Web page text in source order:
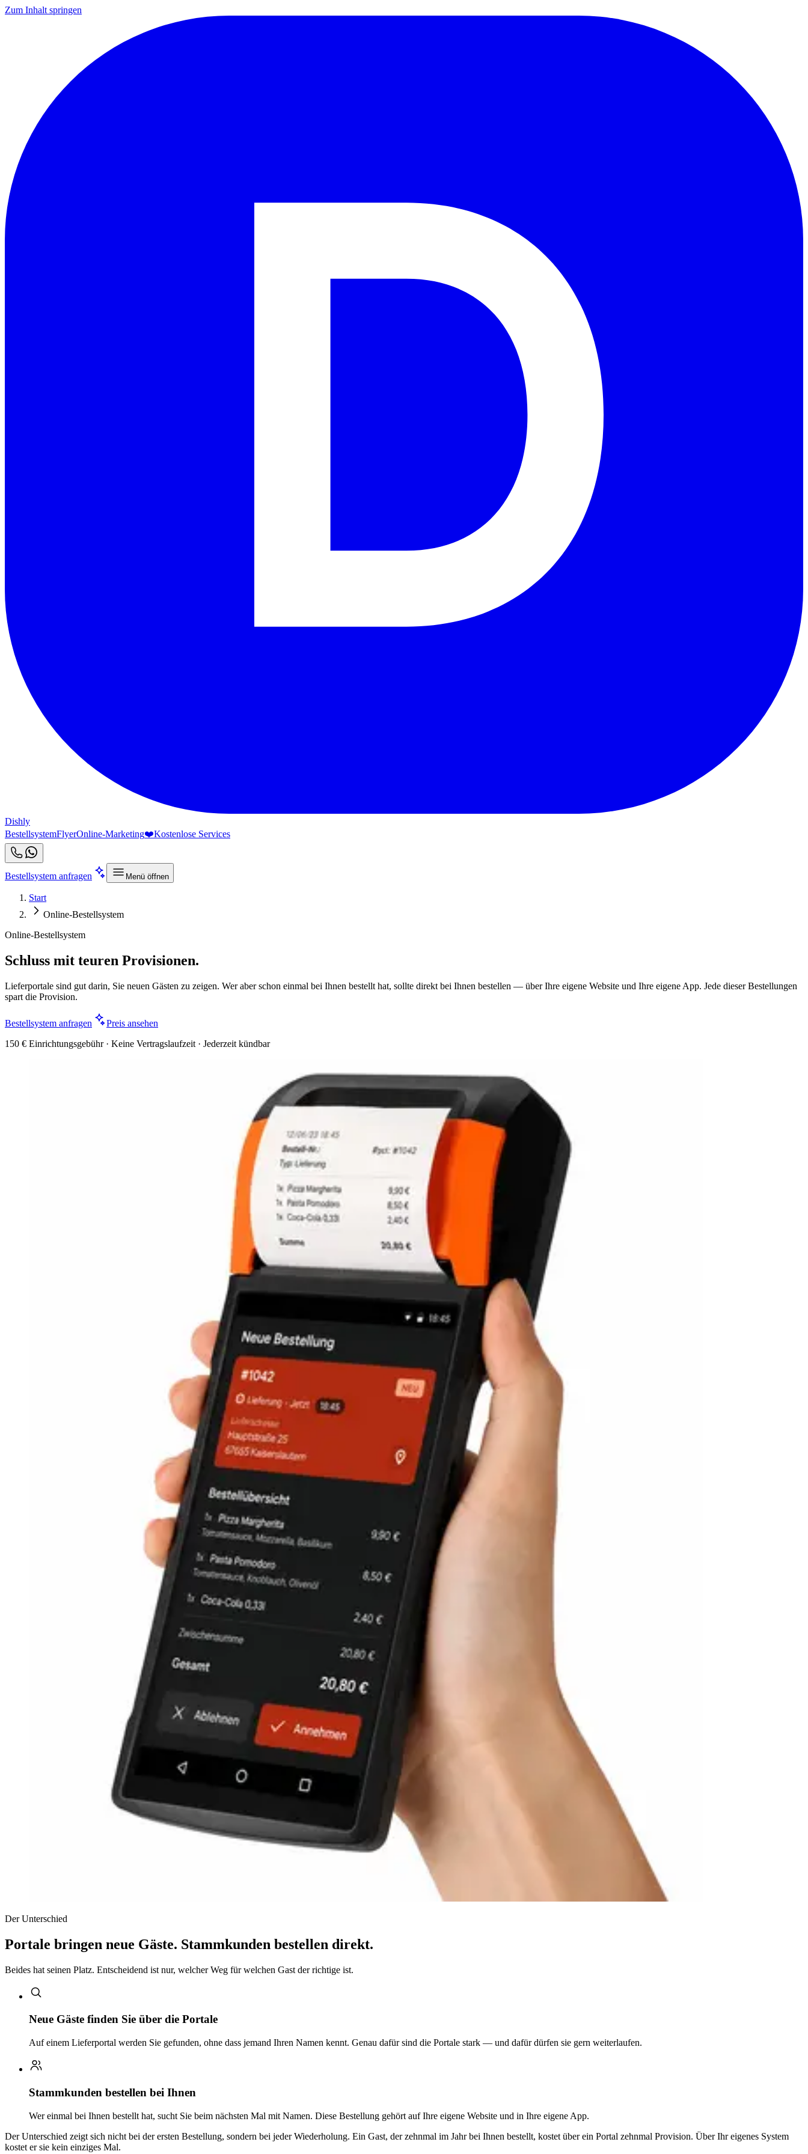
Zum Inhalt springen
Dishly
BestellsystemFlyerOnline-Marketing❤️Kostenlose Services
Bestellsystem anfragen Menü öffnen
Start
Online-Bestellsystem
Online-Bestellsystem
Schluss mit teuren Provisionen.
Lieferportale sind gut darin, Sie neuen Gästen zu zeigen. Wer aber schon einmal bei Ihnen bestellt hat, sollte direkt bei Ihnen bestellen — über Ihre eigene Website und Ihre eigene App. Jede dieser Bestellungen
spart die Provision.
Bestellsystem anfragen
Preis ansehen
150 € Einrichtungsgebühr · Keine Vertragslaufzeit · Jederzeit kündbar
Der Unterschied
Portale bringen neue Gäste. Stammkunden bestellen direkt.
Beides hat seinen Platz. Entscheidend ist nur, welcher Weg für welchen Gast der richtige ist.
Neue Gäste finden Sie über die Portale
Auf einem Lieferportal werden Sie gefunden, ohne dass jemand Ihren Namen kennt. Genau dafür sind die Portale stark — und dafür dürfen sie gern weiterlaufen.
Stammkunden bestellen bei Ihnen
Wer einmal bei Ihnen bestellt hat, sucht Sie beim nächsten Mal mit Namen. Diese Bestellung gehört auf Ihre eigene Website und in Ihre eigene App.
Der Unterschied zeigt sich nicht bei der ersten Bestellung, sondern bei jeder Wiederholung. Ein Gast, der zehnmal im Jahr bei Ihnen bestellt, kostet über ein Portal zehnmal Provision. Über Ihr eigenes System
kostet er sie kein einziges Mal.